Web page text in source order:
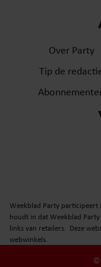
partners voor social
informatie die u aan
verzameld op basis
gebruiken.
Over Party
Tip de
Weekblad Party participeert
houdt in dat Weekblad
links van retailers. Deze
webwinkels.
©